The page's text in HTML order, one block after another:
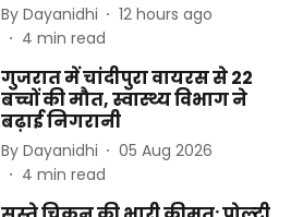
By Dayanidhi
12 hours ago
4 min read
गुजरात में चांदीपुरा वायरस से 22
बच्चों की मौत, स्वास्थ्य विभाग ने
बढ़ाई निगरानी
By Dayanidhi
05 Aug 2026
4 min read